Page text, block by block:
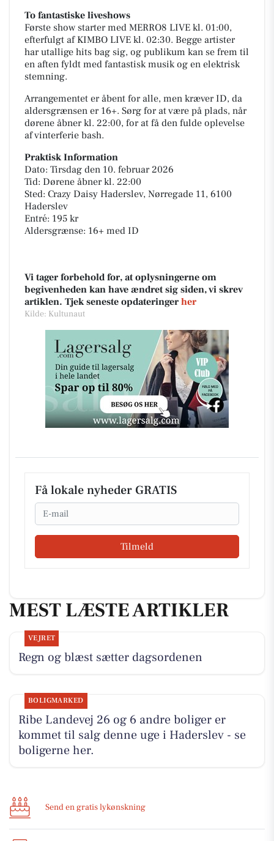
To fantastiske liveshows
Første show starter med MERRO8 LIVE kl. 01:00,
efterfulgt af KIMBO LIVE kl. 02:30. Begge artister
har utallige hits bag sig, og publikum kan se frem til
en aften fyldt med fantastisk musik og en elektrisk
stemning.
Arrangementet er åbent for alle, men kræver ID, da
aldersgrænsen er 16+. Sørg for at være på plads, når
dørene åbner kl. 22:00, for at få den fulde oplevelse
af vinterferie bash.
Praktisk Information
Dato: Tirsdag den 10. februar 2026
Tid: Dørene åbner kl. 22:00
Sted: Crazy Daisy Haderslev, Nørregade 11, 6100
Haderslev
Entré: 195 kr
Aldersgrænse: 16+ med ID
Vi tager forbehold for, at oplysningerne om
begivenheden kan have ændret sig siden, vi skrev
artiklen. Tjek seneste opdateringer her
Kilde: Kultunaut
Få lokale nyheder GRATIS
Email
Tilmeld
MEST LÆSTE ARTIKLER
VEJRET
Regn og blæst sætter dagsordenen
BOLIGMARKED
Ribe Landevej 26 og 6 andre boliger er
kommet til salg denne uge i Haderslev - se
boligerne her.
Send en gratis lykønskning